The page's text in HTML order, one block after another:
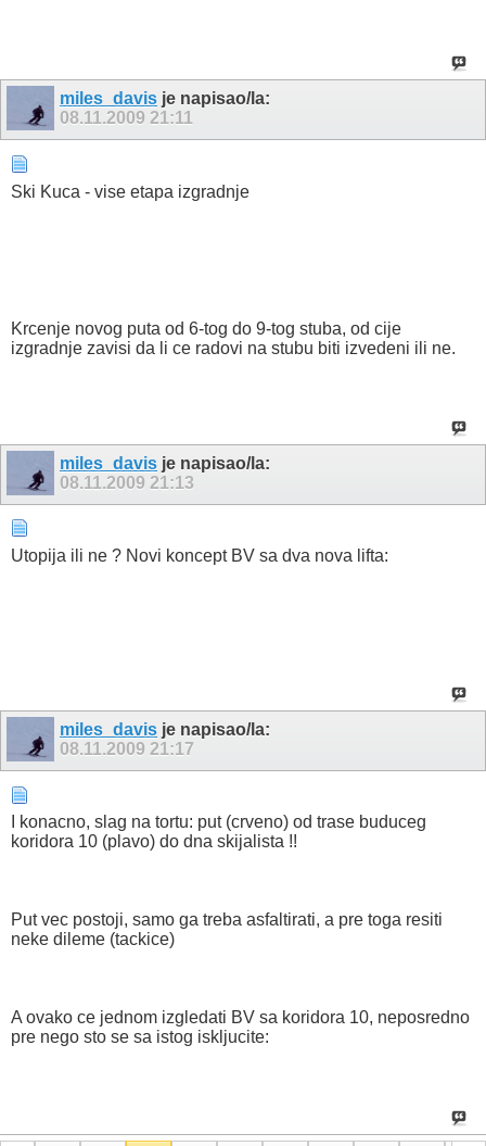
miles_davis je napisao/la:
08.11.2009 21:11
Ski Kuca - vise etapa izgradnje
Krcenje novog puta od 6-tog do 9-tog stuba, od cije
izgradnje zavisi da li ce radovi na stubu biti izvedeni ili ne.
miles_davis je napisao/la:
08.11.2009 21:13
Utopija ili ne ? Novi koncept BV sa dva nova lifta:
miles_davis je napisao/la:
08.11.2009 21:17
I konacno, slag na tortu: put (crveno) od trase buduceg
koridora 10 (plavo) do dna skijalista !!
Put vec postoji, samo ga treba asfaltirati, a pre toga resiti
neke dileme (tackice)
A ovako ce jednom izgledati BV sa koridora 10, neposredno
pre nego sto se sa istog iskljucite: